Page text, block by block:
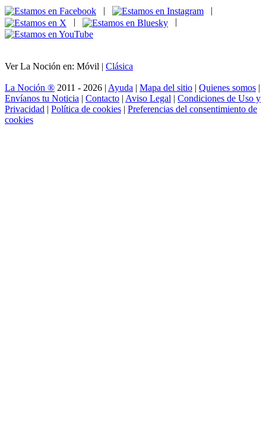
|
|
|
|
Ver La Noción en: Móvil | Clásica
La Noción ® 2011 - 2026 | Ayuda | Mapa del sitio | Quienes somos |
Envíanos tu Noticia | Contacto | Aviso Legal | Condiciones de Uso y
Privacidad | Política de cookies | Preferencias del consentimiento de
cookies